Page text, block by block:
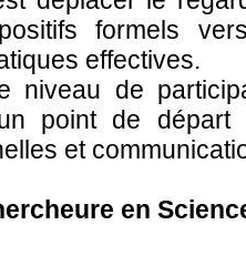
formels
effectives.
niveau de
point de
et
en